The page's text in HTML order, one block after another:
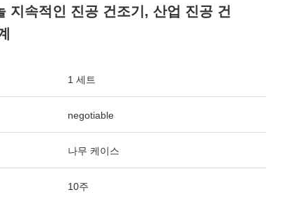
지속적인 진공 건조기, 산업 진공 건
1 세트
negotiable
나무 케이스
10주